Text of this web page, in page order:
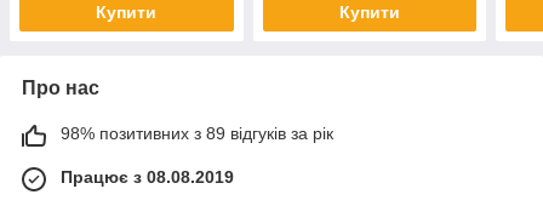
Купити Купити
Про нас
98% позитивних з 89 відгуків за рік
Працює з 08.08.2019